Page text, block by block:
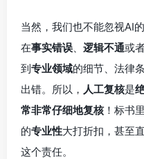
当然，我们也不能忽视AI的
在事实错误 逻辑不通或
到专业领域的细节、法律
出错。所以， 人工复核是
常非常仔细地复核！标书
的专业性大打折扣，甚至
这个责任。